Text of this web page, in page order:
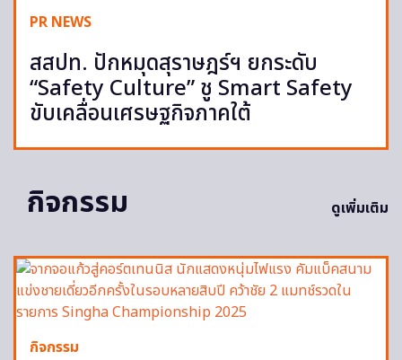
PR NEWS
สสปท. ปักหมุดสุราษฎร์ฯ ยกระดับ
“Safety Culture” ชู Smart Safety
ขับเคลื่อนเศรษฐกิจภาคใต้
กิจกรรม ดูเพิ่มเติม
กิจกรรม